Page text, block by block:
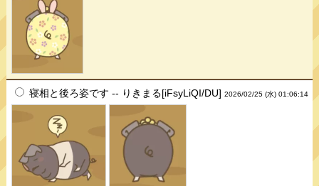
寝相と後ろ姿です -- りきまる[iFsyLiQI/DU]2026/02/25 (水) 01:06:14